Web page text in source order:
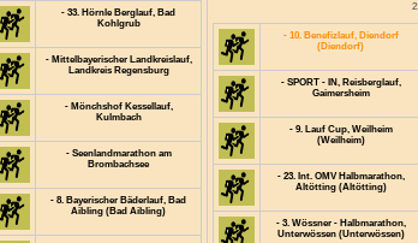
- 33. Hörnle Berglauf, Bad
Kohlgrub
- Mittelbayerischer Landkreislauf,
Landkreis Regensburg
- Mönchshof Kessellauf,
Kulmbach
- Seenlandmarathon am
Brombachsee
- 8. Bayerischer Bäderlauf, Bad
Aibling (Bad Aibling)
- 10. Benefizlauf, Diendorf
(Diendorf)
- SPORT - IN, Reisberglauf,
Gaimersheim
- 9. Lauf Cup, Weilheim
(Weilheim)
- 23. Int. OMV Halbmarathon,
Altötting (Altötting)
- 3. Wössner - Halbmarathon,
Unterwössen (Unterwössen)